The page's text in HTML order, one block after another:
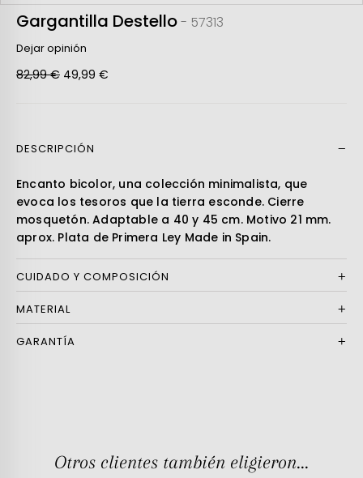
Gargantilla Destello- 57313
Dejar opinión
82,99 € 49,99 €
DESCRIPCIÓN
Encanto bicolor, una colección minimalista, que
evoca los tesoros que la tierra esconde. Cierre
mosquetón. Adaptable a 40 y 45 cm. Motivo 21 mm.
aprox. Plata de Primera Ley Made in Spain.
CUIDADO Y COMPOSICIÓN
MATERIAL
GARANTÍA
Otros clientes también eligieron...